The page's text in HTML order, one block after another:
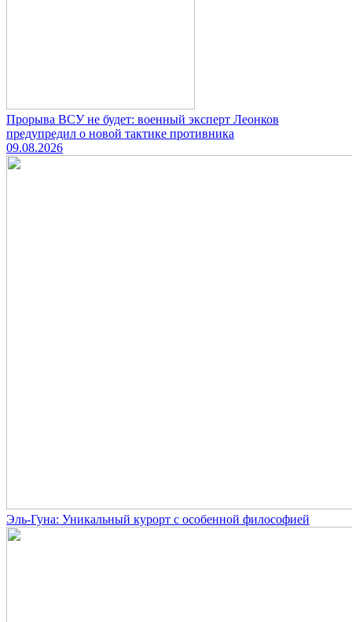
Прорыва ВСУ не будет: военный эксперт Леонков
предупредил о новой тактике противника
09.08.2026
Эль-Гуна: Уникальный курорт с особенной философией